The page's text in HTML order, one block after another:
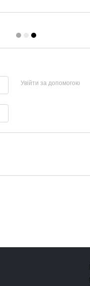
Увійти за допомогою